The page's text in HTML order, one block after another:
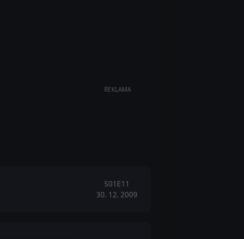
REKLAMA
S01E11
30. 12. 2009